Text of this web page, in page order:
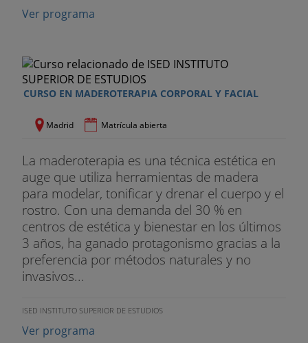
- Técnicas asociadas al masaje.
- Aromaterapia.
- Normas de calidad.
Módulo 5: Drenaje estético y técnicas por
presión
- Introducción al sistema linfático.
- La técnica del linfodrenaje manual Vodder.
- Descripción de las maniobras del linfodrenaje
manual Vodder.
- Protocolo de linfodrenaje manual Vodder en la
región de la cara.
Ver programa
CURSO EN MADEROTERAPIA CORPORAL Y FACIAL
Madrid Matrícula abierta
La maderoterapia es una técnica estética en
auge que utiliza herramientas de madera
para modelar, tonificar y drenar el cuerpo y el
rostro. Con una demanda del 30 % en
centros de estética y bienestar en los últimos
3 años, ha ganado protagonismo gracias a la
preferencia por métodos naturales y no
invasivos...
ISED INSTITUTO SUPERIOR DE ESTUDIOS
Ver programa